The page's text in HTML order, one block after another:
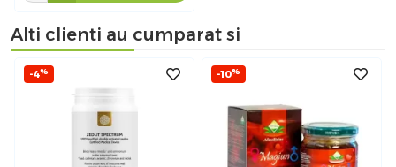
Alti clienti au cumparat si
-4% -10%